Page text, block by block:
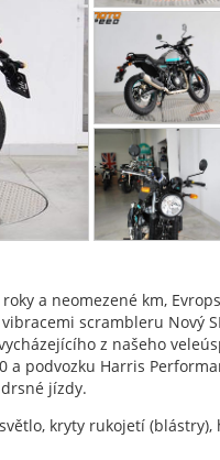
a neomezené km,
scrambleru Nový
z našeho
a podvozku Harris
jízdy.
kryty rukojetí